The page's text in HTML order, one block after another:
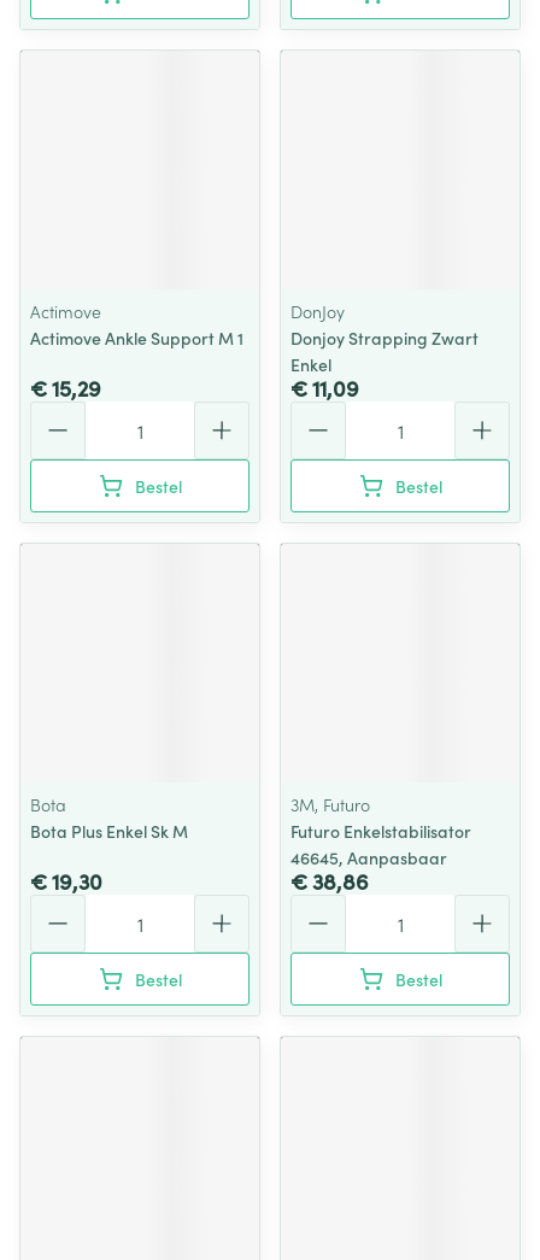
Actimove
Actimove Ankle Support M 1
€ 15,29
Bestel
DonJoy
Donjoy Strapping Zwart
Enkel
€ 11,09
Bestel
Bota
Bota Plus Enkel Sk M
€ 19,30
Bestel
3M, Futuro
Futuro Enkelstabilisator
46645, Aanpasbaar
€ 38,86
Bestel